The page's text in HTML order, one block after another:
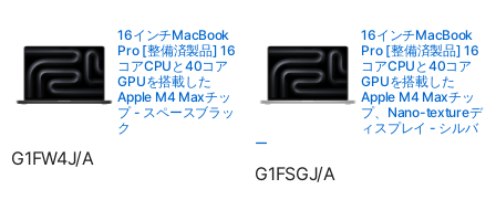
16インチMacBook
Pro [整備済製品] 16
コアCPUと40コア
GPUを搭載した
Apple M4 Maxチッ
プ - スペースブラッ
ク
G1FW4J/A
16インチMacBook
Pro [整備済製品] 16
コアCPUと40コア
GPUを搭載した
Apple M4 Maxチッ
プ、Nano-textureデ
ィスプレイ - シルバ
ー
G1FSGJ/A